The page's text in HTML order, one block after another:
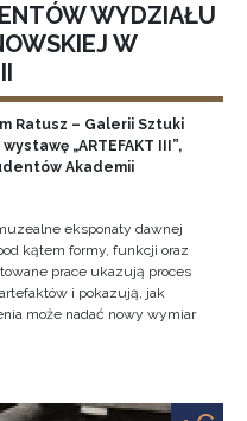
WYDZIAŁU
W
Ratusz – Galerii Sztuki
„ARTEFAKT III”,
Akademii
eksponaty dawnej
kątem formy, funkcji oraz
prace ukazują proces
i pokazują, jak
może nadać nowy wymiar